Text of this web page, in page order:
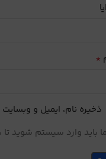
*
ذخیره نام، ایمیل و
باید وارد سیستم شوید